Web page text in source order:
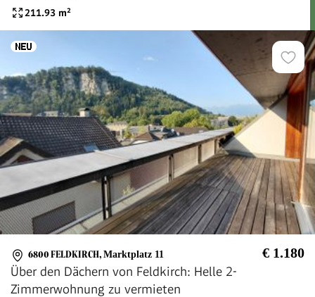
211.93 m²
6800 FELDKIRCH, Marktplatz 11 € 1.180
Über den Dächern von Feldkirch: Helle 2-
Zimmerwohnung zu vermieten